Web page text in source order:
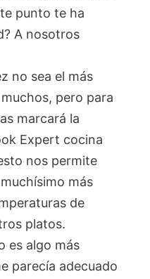
punto te ha
A nosotros
no sea el más
pero para
marcará la
Expert cocina
nos permite
más
de
platos.
es algo más
parecía adecuado